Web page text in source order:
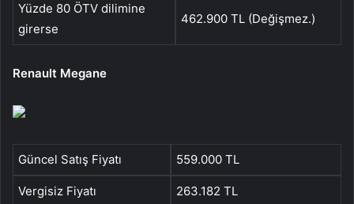
Yüzde 80 ÖTV dilimine
girerse
462.900 TL (Değişmez.)
Renault Megane
Güncel Satış Fiyatı 559.000 TL
Vergisiz Fiyatı 263.182 TL